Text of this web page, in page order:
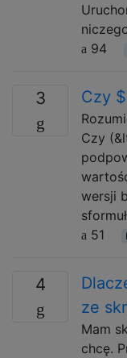
94
3 Czy
Czy
wersji
51
4
ze
Mam
chcę.